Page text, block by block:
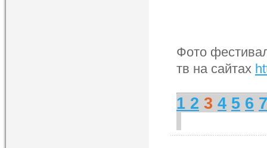
Фото
тв на сайтах
1 2 3 4 5 6 7